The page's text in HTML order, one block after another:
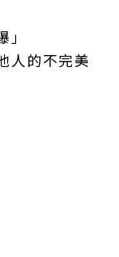
人的不完美